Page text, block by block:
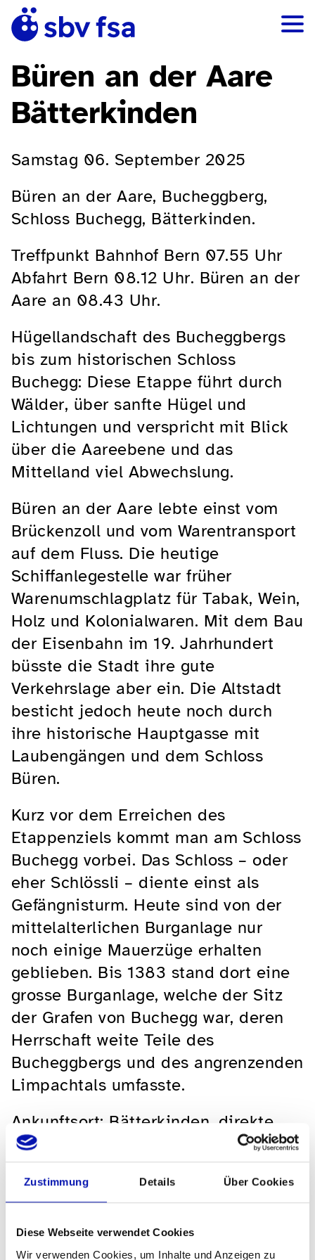
Zustimmung Details Über Cookies
Diese Webseite verwendet Cookies
Wir verwenden Cookies, um Inhalte und Anzeigen zu
Büren an der Aare
Bätterkinden
Samstag 06. September 2025
Büren an der Aare, Bucheggberg,
Schloss Buchegg, Bätterkinden.
Treffpunkt Bahnhof Bern 07.55 Uhr
Abfahrt Bern 08.12 Uhr. Büren an der
Aare an 08.43 Uhr.
Hügellandschaft des Bucheggbergs
bis zum historischen Schloss
Buchegg: Diese Etappe führt durch
Wälder, über sanfte Hügel und
Lichtungen und verspricht mit Blick
über die Aareebene und das
Mittelland viel Abwechslung.
Büren an der Aare lebte einst vom
Brückenzoll und vom Warentransport
auf dem Fluss. Die heutige
Schiffanlegestelle war früher
Warenumschlagplatz für Tabak, Wein,
Holz und Kolonialwaren. Mit dem Bau
der Eisenbahn im 19. Jahrhundert
büsste die Stadt ihre gute
Verkehrslage aber ein. Die Altstadt
besticht jedoch heute noch durch
ihre historische Hauptgasse mit
Laubengängen und dem Schloss
Büren.
Kurz vor dem Erreichen des
Etappenziels kommt man am Schloss
Buchegg vorbei. Das Schloss – oder
eher Schlössli – diente einst als
Gefängnisturm. Heute sind von der
mittelalterlichen Burganlage nur
noch einige Mauerzüge erhalten
geblieben. Bis 1383 stand dort eine
grosse Burganlage, welche der Sitz
der Grafen von Buchegg war, deren
Herrschaft weite Teile des
Bucheggbergs und des angrenzenden
Limpachtals umfasste.
Ankunftsort: Bätterkinden, direkte
Züge zurück nach Bern.
Verpflegung aus dem Rucksack,
Wander- oder Trekkingschuhe.
(Wald und Feldwege)